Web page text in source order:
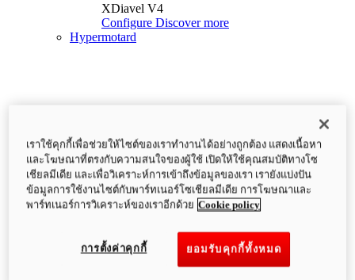
XDiavel V4
Configure Discover more
Hypermotard
เราใช้คุกกี้เพื่อช่วยให้ไซต์ของเราทำงานได้อย่างถูกต้อง แสดงเนื้อหา
และโฆษณาที่ตรงกับความสนใจของผู้ใช้ เปิดให้ใช้คุณสมบัติทางโซ
เชียลมีเดีย และเพื่อวิเคราะห์การเข้าถึงข้อมูลของเรา เรายังแบ่งปัน
ข้อมูลการใช้งานไซต์กับพาร์ทเนอร์โซเชียลมีเดีย การโฆษณาและ
พาร์ทเนอร์การวิเคราะห์ของเราอีกด้วย Cookie policy
ยอมรับคุกกี้ทั้งหมด
การตั้งค่าคุกกี้